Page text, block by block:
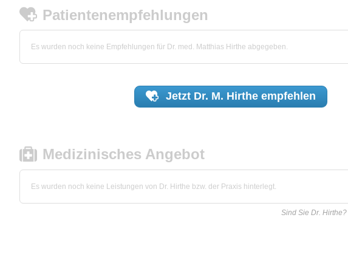
Patientenempfehlungen
Es wurden noch keine Empfehlungen für Dr. med. Matthias Hirthe abgegeben.
Jetzt Dr. M. Hirthe empfehlen
Medizinisches Angebot
Es wurden noch keine Leistungen von Dr. Hirthe bzw. der Praxis hinterlegt.
Sind Sie Dr. Hirthe?